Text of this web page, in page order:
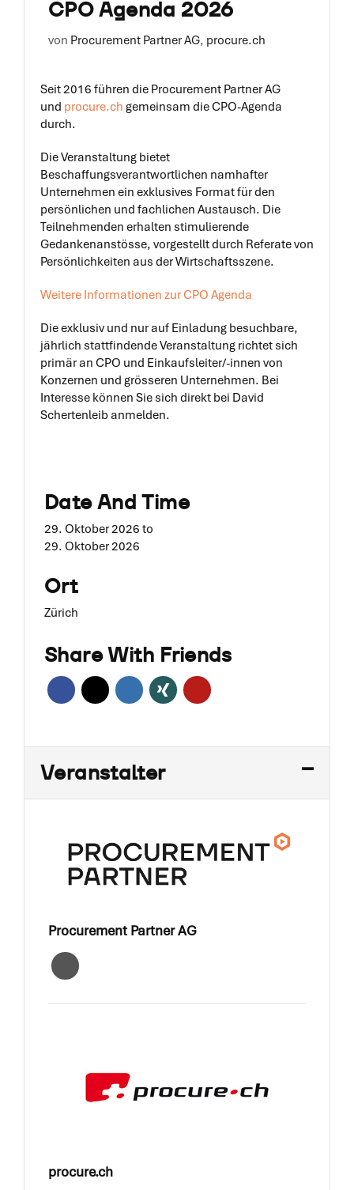
Job-Portal
Suche
CPO Agenda 2026
von Procurement Partner AG, procure.ch
Seit 2016 führen die Procurement Partner AG
und procure.ch gemeinsam die CPO-Agenda
durch.
Die Veranstaltung bietet
Beschaffungsverantwortlichen namhafter
Unternehmen ein exklusives Format für den
persönlichen und fachlichen Austausch. Die
Teilnehmenden erhalten stimulierende
Gedankenanstösse, vorgestellt durch Referate von
Persönlichkeiten aus der Wirtschaftsszene.
Weitere Informationen zur CPO Agenda
Die exklusiv und nur auf Einladung besuchbare,
jährlich stattfindende Veranstaltung richtet sich
primär an CPO und Einkaufsleiter/-innen von
Konzernen und grösseren Unternehmen. Bei
Interesse können Sie sich direkt bei David
Schertenleib anmelden.
Date And Time
29. Oktober 2026 to
29. Oktober 2026
Ort
Zürich
Share With Friends
Veranstalter
Procurement Partner AG
procure.ch